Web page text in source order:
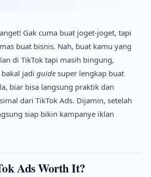
Gak cuma buat joget-joget, tapi
buat bisnis. Nah, buat kamu yang
di TikTok tapi masih bingung,
jadi guidesuper lengkap buat
biar bisa langsung praktik dan
dari TikTok Ads. Dijamin, setelah
siap bikin kampanye iklan
Ads Worth It?